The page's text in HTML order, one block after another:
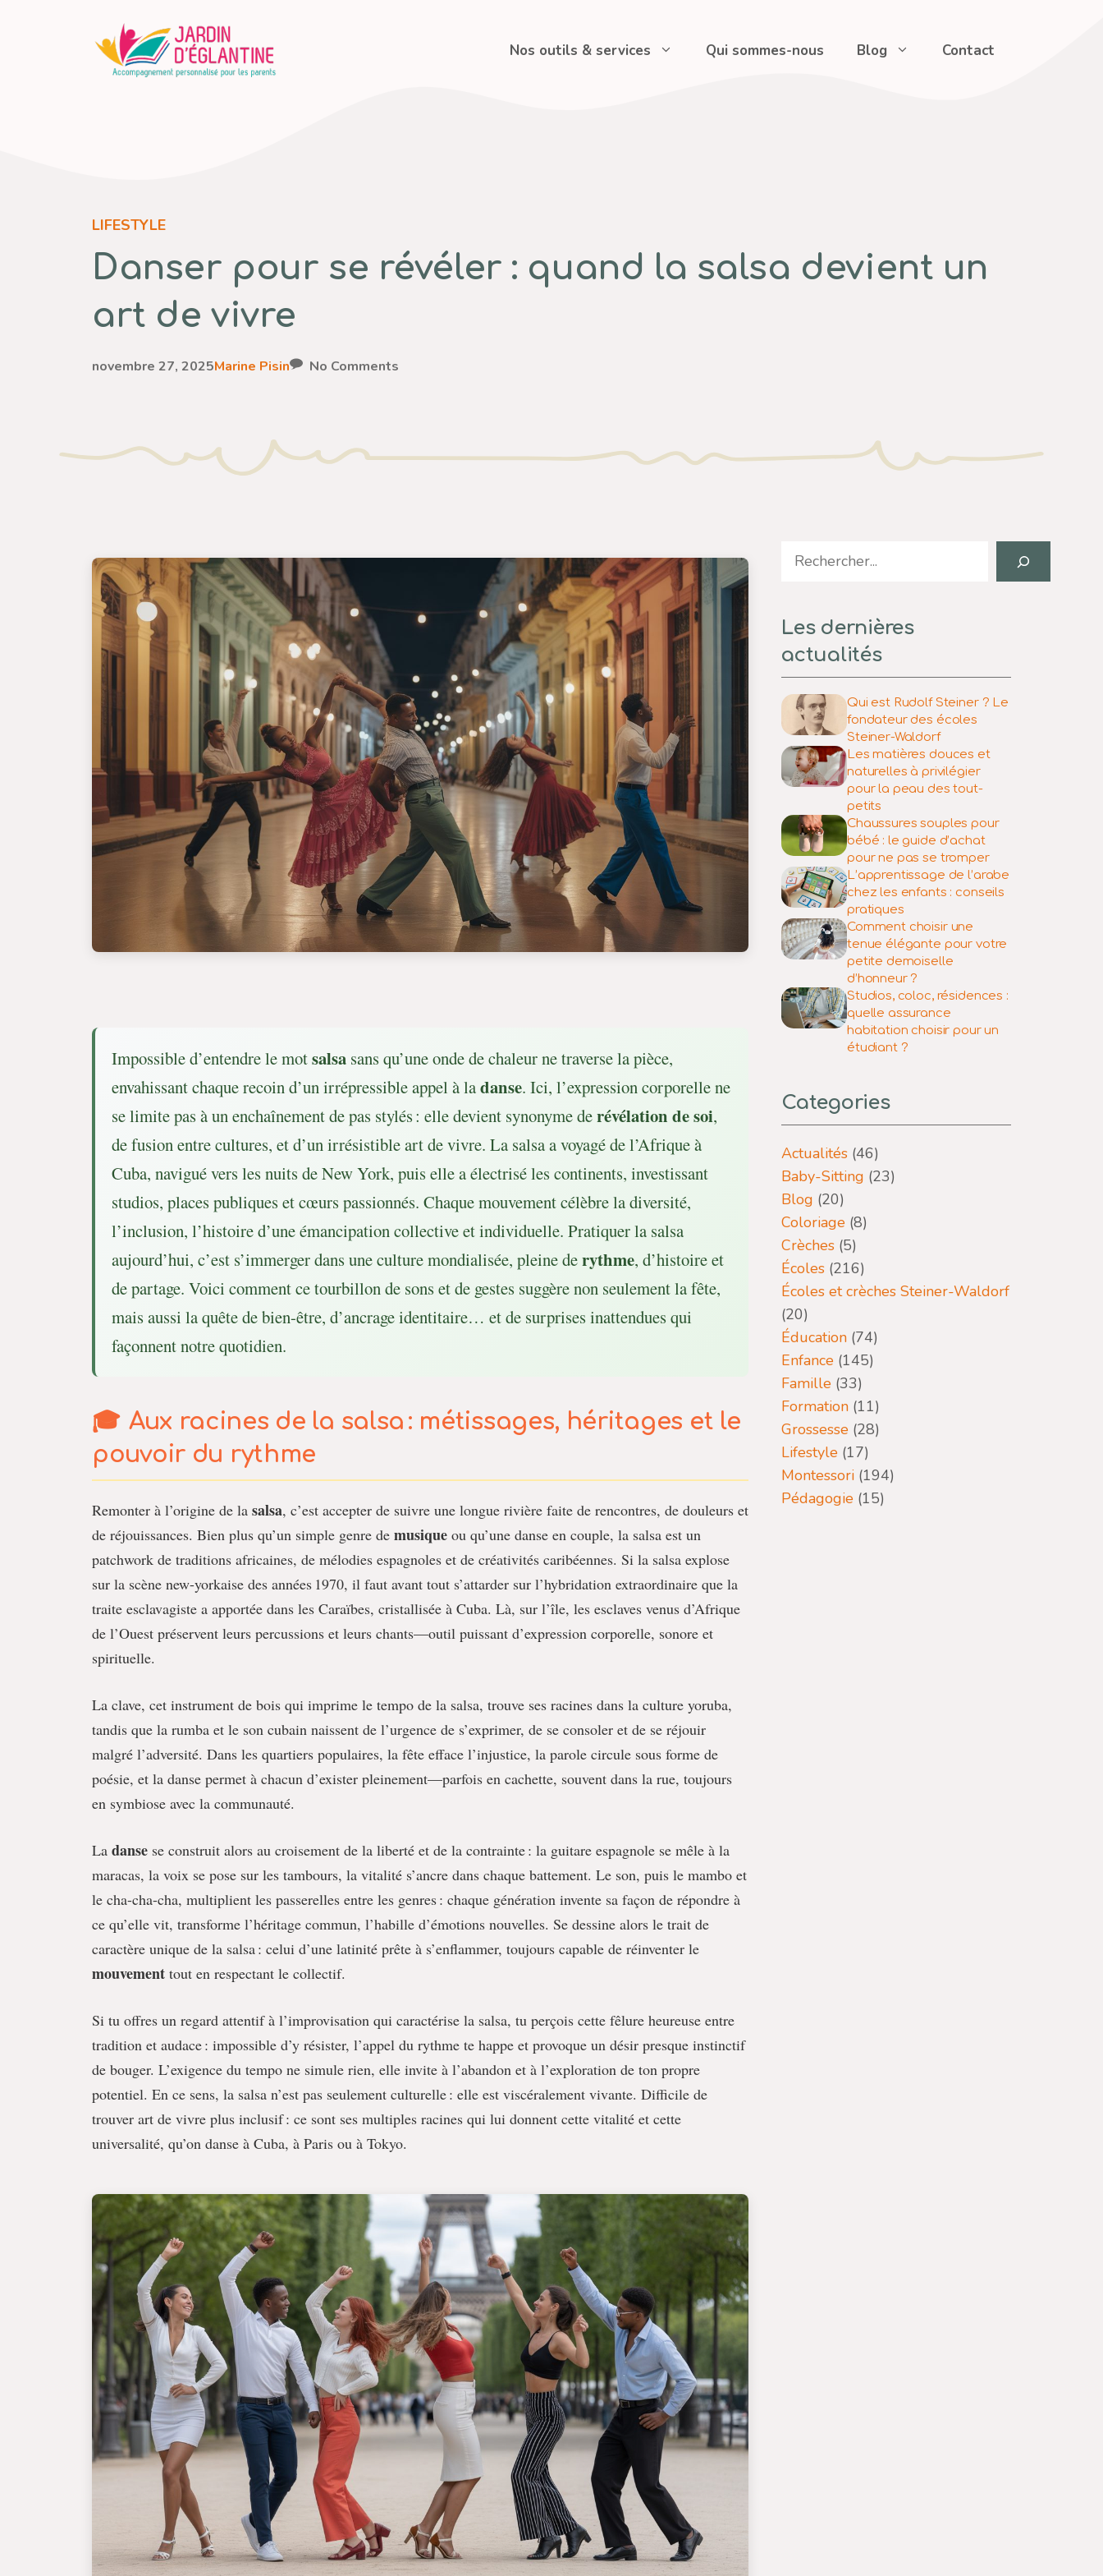
Nos outils & services Qui sommes-nous Blog Contact
LIFESTYLE
Danser pour se révéler : quand la salsa devient un
art de vivre
novembre 27, 2025Marine Pisin No Comments
Impossible d’entendre le motsalsa sans qu’une onde de chaleur ne traverse la pièce,
envahissant chaque recoin d’un irrépressible appel à ladanse. Ici, l’expression corporelle ne
se limite pas à un enchaînement de pas stylés : elle devient synonyme derévélation de soi,
de fusion entre cultures, et d’un irrésistible art de vivre. La salsa a voyagé de l’Afrique à
Cuba, navigué vers les nuits de New York, puis elle a électrisé les continents, investissant
studios, places publiques et cœurs passionnés. Chaque mouvement célèbre la diversité,
l’inclusion, l’histoire d’une émancipation collective et individuelle. Pratiquer la salsa
aujourd’hui, c’est s’immerger dans une culture mondialisée, pleine derythme, d’histoire et
de partage. Voici comment ce tourbillon de sons et de gestes suggère non seulement la fête,
mais aussi la quête de bien-être, d’ancrage identitaire… et de surprises inattendues qui
façonnent notre quotidien.
Aux racines de la salsa : métissages, héritages et le
pouvoir du rythme
Remonter à l’origine de la salsa, c’est accepter de suivre une longue rivière faite de rencontres, de douleurs et
de réjouissances. Bien plus qu’un simple genre de musique ou qu’une danse en couple, la salsa est un
patchwork de traditions africaines, de mélodies espagnoles et de créativités caribéennes. Si la salsa explose
sur la scène new-yorkaise des années 1970, il faut avant tout s’attarder sur l’hybridation extraordinaire que la
traite esclavagiste a apportée dans les Caraïbes, cristallisée à Cuba. Là, sur l’île, les esclaves venus d’Afrique
de l’Ouest préservent leurs percussions et leurs chants—outil puissant d’expression corporelle, sonore et
spirituelle.
La clave, cet instrument de bois qui imprime le tempo de la salsa, trouve ses racines dans la culture yoruba,
tandis que la rumba et le son cubain naissent de l’urgence de s’exprimer, de se consoler et de se réjouir
malgré l’adversité. Dans les quartiers populaires, la fête efface l’injustice, la parole circule sous forme de
poésie, et la danse permet à chacun d’exister pleinement—parfois en cachette, souvent dans la rue, toujours
en symbiose avec la communauté.
La danse se construit alors au croisement de la liberté et de la contrainte : la guitare espagnole se mêle à la
maracas, la voix se pose sur les tambours, la vitalité s’ancre dans chaque battement. Le son, puis le mambo et
le cha-cha-cha, multiplient les passerelles entre les genres : chaque génération invente sa façon de répondre à
ce qu’elle vit, transforme l’héritage commun, l’habille d’émotions nouvelles. Se dessine alors le trait de
caractère unique de la salsa : celui d’une latinité prête à s’enflammer, toujours capable de réinventer le
mouvement tout en respectant le collectif.
Si tu offres un regard attentif à l’improvisation qui caractérise la salsa, tu perçois cette fêlure heureuse entre
tradition et audace : impossible d’y résister, l’appel du rythme te happe et provoque un désir presque instinctif
de bouger. L’exigence du tempo ne simule rien, elle invite à l’abandon et à l’exploration de ton propre
potentiel. En ce sens, la salsa n’est pas seulement culturelle : elle est viscéralement vivante. Difficile de
trouver art de vivre plus inclusif : ce sont ses multiples racines qui lui donnent cette vitalité et cette
universalité, qu’on danse à Cuba, à Paris ou à Tokyo.
Search
Les dernières
actualités
Qui est Rudolf Steiner ? Le
fondateur des écoles
Steiner-Waldorf
Les matières douces et
naturelles à privilégier
pour la peau des tout-
petits
Chaussures souples pour
bébé : le guide d’achat
pour ne pas se tromper
L’apprentissage de l’arabe
chez les enfants : conseils
pratiques
Comment choisir une
tenue élégante pour votre
petite demoiselle
d’honneur ?
Studios, coloc, résidences :
quelle assurance
habitation choisir pour un
étudiant ?
Categories
Actualités (46)
Baby-Sitting (23)
Blog (20)
Coloriage (8)
Crèches (5)
Écoles (216)
Écoles et crèches Steiner-Waldorf
(20)
Éducation (74)
Enfance (145)
Famille (33)
Formation (11)
Grossesse (28)
Lifestyle (17)
Montessori (194)
Pédagogie (15)